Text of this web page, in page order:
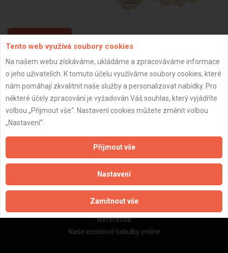
ZPĚT
Aktualizováno z portálu ARES dne 02.12.2024 14:45:09
Naše firmy a řemeslníci
Zpracování a ochrana osobních údajů
Reference
Naše excelové tabulky online
Tento web využívá soubory cookies
Na našem webu získáváme, ukládáme a zpracováváme informace
o jeho uživatelích. K tomuto účelu využíváme soubory cookies, které
nám pomáhají zkvalitnit naše služby a personalizovat nabídky. Pro
některé účely zpracování je vyžadován Váš souhlas, který vyjádříte
volbou „Přijmout vše“. Nastavení cookies můžete změnit volbou
„Nastavení“.
Přijmout vše
Nastavení
Zamítnout vše